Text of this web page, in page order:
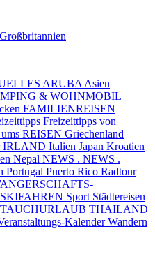
ARUBA Asien
& WOHNMOBIL
FAMILIENREISEN
Freizeittipps von
REISEN Griechenland
IRLAND Italien Japan Kroatien
Nepal NEWS . NEWS .
Portugal Puerto Rico Radtour
SKIFAHREN Sport Städtereisen
TAUCHURLAUB THAILAND
KalenderWandern